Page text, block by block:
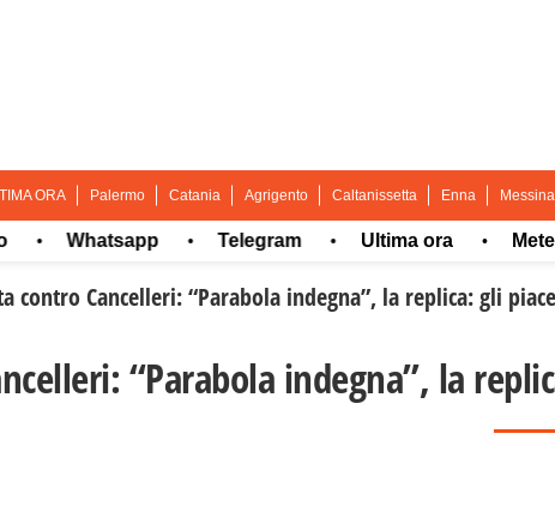
ORA Palermo Catania Agrigento Caltanissetta Enna Messina
Whatsapp • Telegram • Ultima ora • Meteo
contro Cancelleri: “Parabola indegna”, la replica: gli
“Parabola indegna”, la